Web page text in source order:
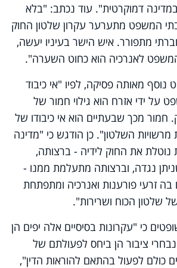
דמוקרטית". עוד נכתב: "בלא
המשפט מתערער עקרון שלטון החוק
מתפורר. איש הישר בעיניו יעשה,
לאנרכיה הוא כחוט השערה".
מאותה פסיקה, לפיו "אי כיבוד
על ידי אזרח הוא גילוי חמור של
חמור מכך שבעתיים הוא אי כיבודו של
מרשויות השלטון". כן הודגש כי "מדינה
את החוק לידיה - ברצותה,
נגדה, וברצותה מתעלמת ממנו -
בה זרעי פורענות ואנרכיה ומתפתחת
שלטון הכוח ושרירות".
כי "עקרונות בסיסיים אלה יפים הן
ציבור הן ביחס לפעולתם של
כולם לפעול בהתאם להוראות הדין",